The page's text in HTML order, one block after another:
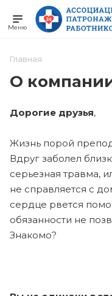
Главная
О
Дорогие друзья,
Жизнь порой
Вдруг заболел
серьезная травма,
не справляется с
сердце рвется
обязанности не
Знакомо?